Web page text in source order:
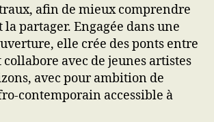
afin de mieux comprendre
la partager. Engagée dans une
elle crée des ponts entre
avec de jeunes artistes
avec pour ambition de
contemporain accessible à